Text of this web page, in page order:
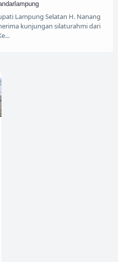
Lampung Selatan H. Nanang
kunjungan silaturahmi dari